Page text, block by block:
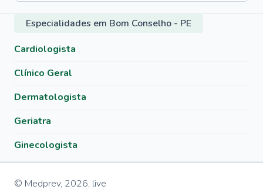
Especialidades em Bom Conselho - PE
Cardiologista
Clínico Geral
Dermatologista
Geriatra
Ginecologista
© Medprev, 2026, live